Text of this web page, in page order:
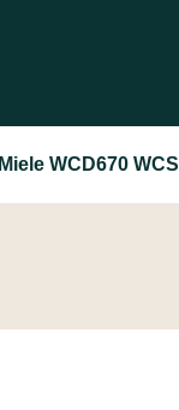
Miele WCD670 WCS